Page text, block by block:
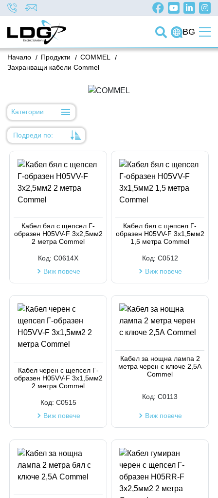
BG
/
Начало /
Продукти /
COMMEL
Захранващи кабели Commel
Категории
Подреди по:
Име
Име
Код на артикул
Кабел бял с щепсел Г-
образен H05VV-F 3х2,5мм2
2 метра Commel
Код: C0614X
Виж повече
Кабел бял с щепсел Г-
образен H05VV-F 3х1,5мм2
1,5 метра Commel
Код: C0512
Виж повече
Кабел черен с щепсел Г-
образен H05VV-F 3х1,5мм2
2 метра Commel
Код: C0515
Виж повече
Кабел за нощна лампа 2
метра черен с ключе 2,5А
Commel
Код: C0113
Виж повече